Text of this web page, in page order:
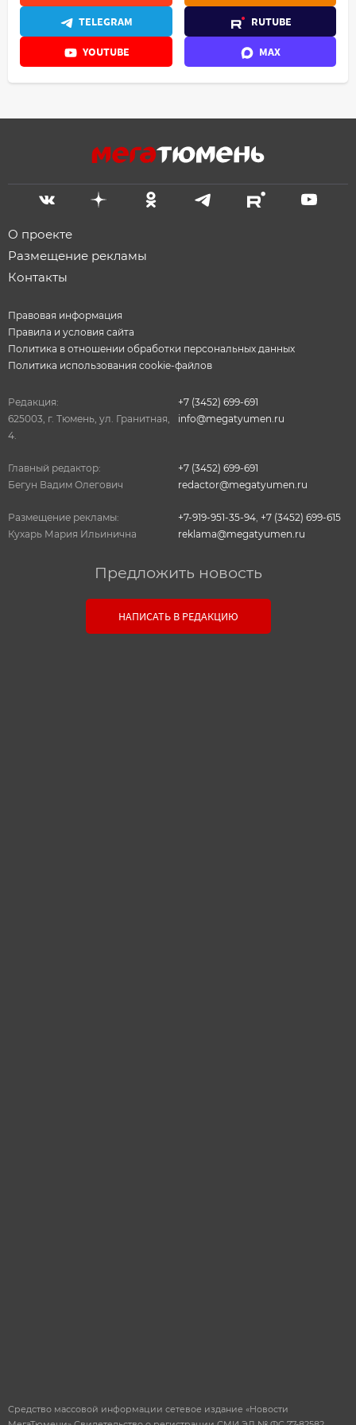
TELEGRAM RUTUBE
YOUTUBE MAX
О проекте
Размещение рекламы
Контакты
Правовая информация
Правила и условия сайта
Политика в отношении обработки персональных данных
Политика использования cookie-файлов
Редакция:
625003, г. Тюмень, ул. Гранитная,
4.
+7 (3452) 699-691
info@megatyumen.ru
Главный редактор:
Бегун Вадим Олегович
+7 (3452) 699-691
redactor@megatyumen.ru
Размещение рекламы:
Кухарь Мария Ильинична
+7-919-951-35-94 +7 (3452) 699-615
reklama@megatyumen.ru
Предложить новость
НАПИСАТЬ В РЕДАКЦИЮ
Связь с редакцией
Оставьте свои настоящие контактные данные,
Средство массовой информации сетевое издание «Новости